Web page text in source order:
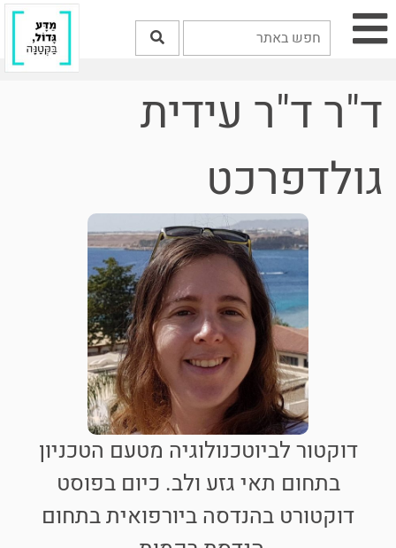
ד"ר ד"ר עידית
גולדפרכט
דוקטור לביוטכנולוגיה מטעם הטכניון
בתחום תאי גזע ולב. כיום בפוסט
דוקטורט בהנדסה ביורפואית בתחום